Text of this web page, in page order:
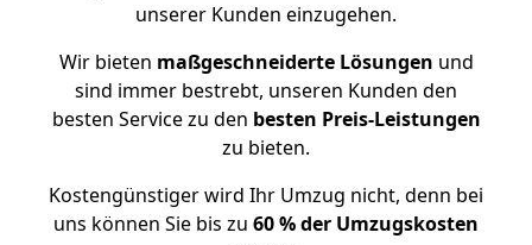
unserer Kunden einzugehen.
Wir bieten maßgeschneiderte Lösungen und
sind immer bestrebt, unseren Kunden den
besten Service zu den besten Preis-Leistungen
zu bieten.
Kostengünstiger wird Ihr Umzug nicht, denn bei
uns können Sie bis zu 60 % der Umzugskosten